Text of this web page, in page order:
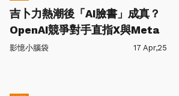
吉卜力熱潮後「AI臉書」成真？
OpenAI競爭對手直指X與Meta
影憶小腦袋 17 Apr,25